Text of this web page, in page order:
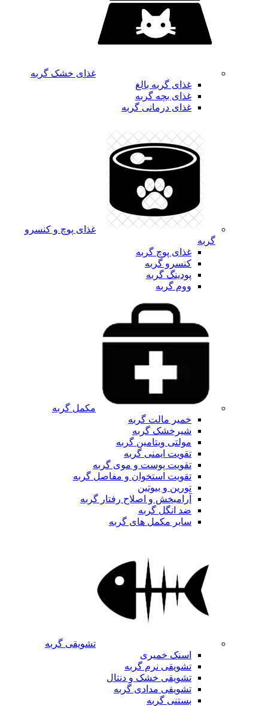
غذای خشک گربه
غذای گربه بالغ
غذای بچه گربه
غذای درمانی گربه
غذای پوچ و کنسرو
گربه
غذای پوچ گربه
کنسرو گربه
پودینگ گربه
ووم گربه
مکمل گربه
خمیر مالت گربه
شیرخشک گربه
مولتی ویتامین گربه
تقویت ایمنی گربه
تقویت پوست و موی گربه
تقویت استخوان و مفاصل گربه
تورین و بیوتین
آرامبخش و اصلاح رفتار گربه
ضد انگل گربه
سایر مکمل های گربه
تشویقی گربه
اسنک خمیری
تشویقی نرم گربه
تشویقی خشک و دنتال
تشویقی مدادی گربه
بستنی گربه